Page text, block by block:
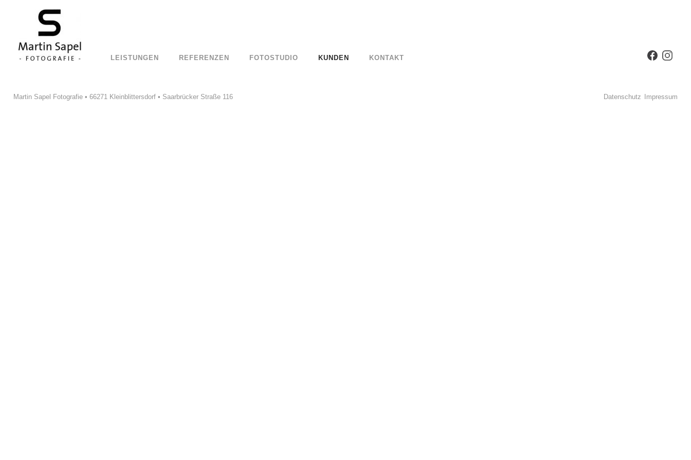
LEISTUNGEN REFERENZEN FOTOSTUDIO KUNDEN KONTAKT
Martin Sapel Fotografie • 66271 Kleinblittersdorf • Saarbrücker Straße 116 Datenschutz Impressum